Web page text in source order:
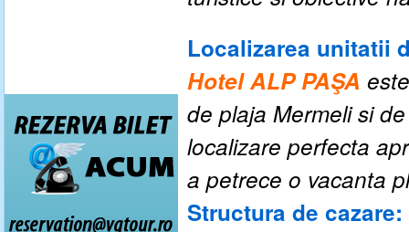
Localizarea unitatii
Hotel ALP PAŞA
de plaja Mermeli si
localizare perfecta
a petrece o vacanta
Structura de cazare: